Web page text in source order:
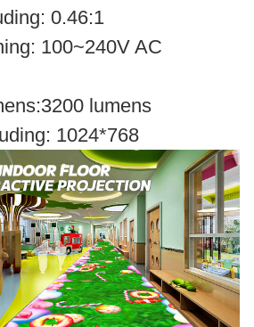
0.46:1
100~240V AC
lumens
1024*768